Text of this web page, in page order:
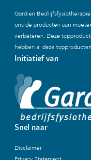
Gardien
ons de producten aan
verbeteren. Deze
hebben al deze
Initiatief van
Snel naar
Disclaimer